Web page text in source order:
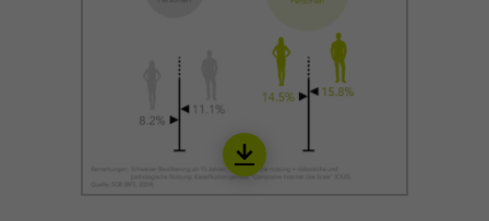
Download
IINT05_de